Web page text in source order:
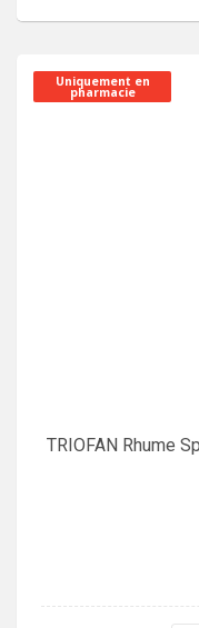
Uniquement en
pharmacie
TRIOFAN Rhume